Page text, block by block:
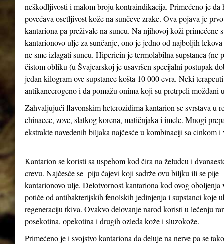
neškodljivosti i malom broju kontraindikacija. Primećeno je
povećava osetljivost kože na sunčeve zrake. Ova pojava je
kantariona pa preživale na suncu. Na njihovoj koži primećene
kantarionovo ulje za sunčanje, ono je jedno od najboljih
ne sme izlagati suncu. Hipericin je termolabilna supstanca (ne
čistom obliku (u Švajcarskoj je usavršen specijalni postupak
jedan kilogram ove supstance košta 10 000 evra. Neki
antikancerogeno i da pomažu onima koji su pretrpeli moždani
Zahvaljujući flavonskim heterozidima kantarion se svrstava u
ehinacee, zove, slatkog korena, matičnjaka i imele. Mnogi
ekstrakte navedenih biljaka najčesće u kombinaciji sa cinkom
Kantarion se koristi sa uspehom kod čira na želudcu i
crevu. Najčesće se piju čajevi koji sadrže ovu biljku ili se pije
kantarionovo ulje. Delotvornost kantariona kod ovog oboljenja
potiče od antibakterijskih fenolskih jedinjenja i supstanci koje
regeneraciju tkiva. Ovakvo delovanje narod koristi u lečenju
posekotina, opekotina i drugih ozleda kože i sluzokože.
Primećeno je i svojstvo kantariona da deluje na nerve pa se